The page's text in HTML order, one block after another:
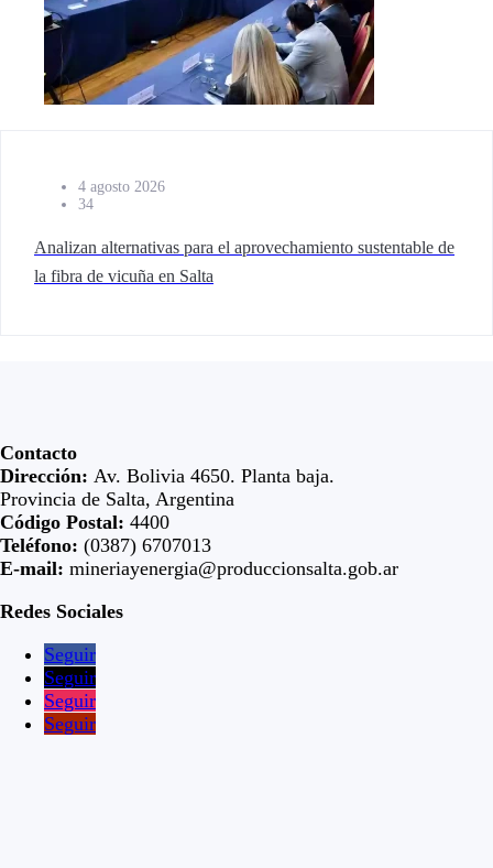
4 agosto 2026
34
Analizan alternativas para el aprovechamiento sustentable de
la fibra de vicuña en Salta
Contacto
Dirección: Av. Bolivia 4650. Planta baja.
Provincia de Salta, Argentina
Código Postal: 4400
Teléfono: (0387) 6707013
E-mail: mineriayenergia@produccionsalta.gob.ar
Redes Sociales
Seguir
Seguir
Seguir
Seguir